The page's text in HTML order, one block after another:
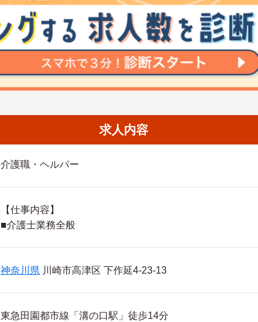
求人内容
介護職・ヘルパー
【仕事内容】
■介護士業務全般
神奈川県 川崎市高津区 下作延4-23-13
東急田園都市線「溝の口駅」徒歩14分